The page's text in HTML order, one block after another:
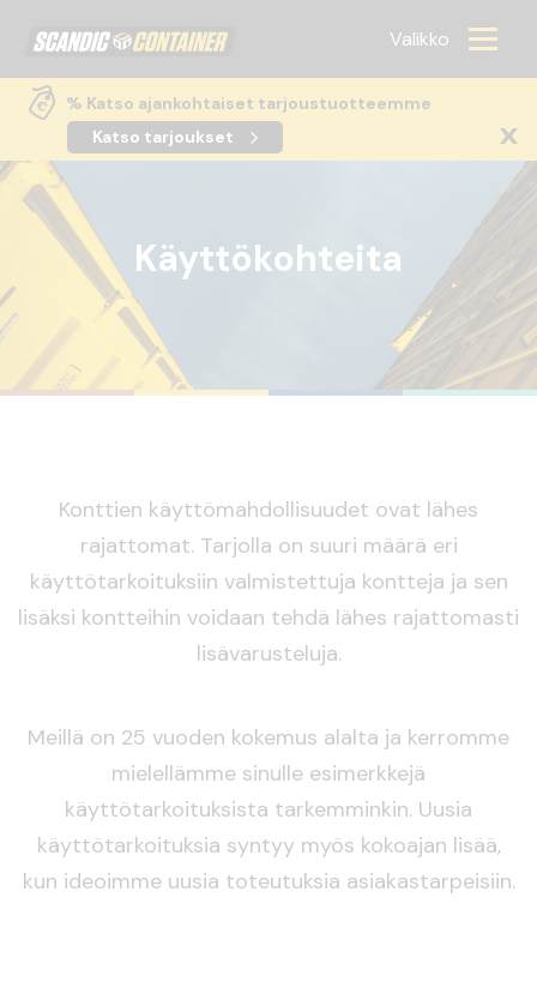
Scandic container
Valikko
% Katso ajankohtaiset tarjoustuotteemme
Katso tarjoukset
Käyttökohteita
Konttien käyttömahdollisuudet ovat lähes
rajattomat. Tarjolla on suuri määrä eri
käyttötarkoituksiin valmistettuja kontteja ja sen
lisäksi kontteihin voidaan tehdä lähes rajattomasti
lisävarusteluja.
Meillä on 25 vuoden kokemus alalta ja kerromme
mielellämme sinulle esimerkkejä
käyttötarkoituksista tarkemminkin. Uusia
käyttötarkoituksia syntyy myös kokoajan lisää,
kun ideoimme uusia toteutuksia asiakastarpeisiin.